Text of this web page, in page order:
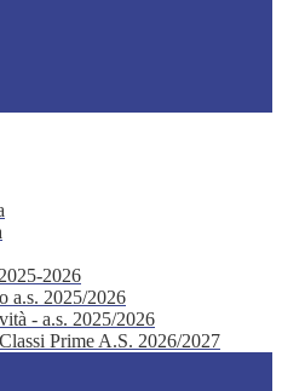
2026
a.s. 2025/2026
- a.s. 2025/2026
Prime A.S. 2026/2027